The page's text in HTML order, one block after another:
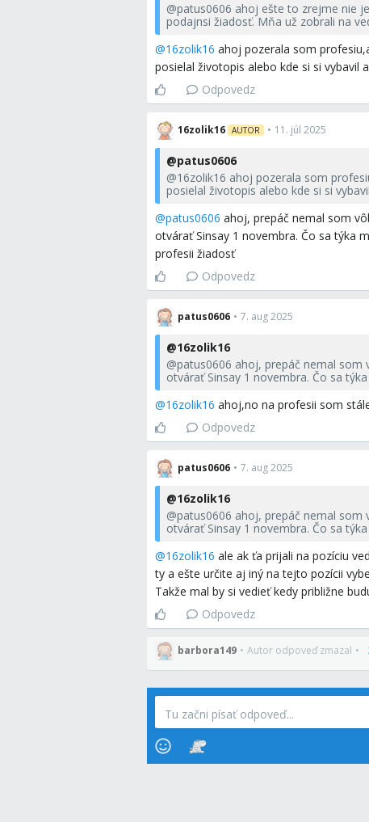
@patus0606 ahoj ešte to zrejme nie
podajnsi žiadosť. Mňa už zobrali na
@16zolik16 ahoj pozerala som
posielal životopis alebo kde si si vybavil
Odpovedz
16zolik16 AUTOR • 11. júl 2025
@patus0606
@16zolik16 ahoj pozerala som
posielal životopis alebo kde si si
@patus0606 ahoj, prepáč nemal som
otvárať Sinsay 1 novembra. Čo sa týka
profesii žiadosť
Odpovedz
patus0606 • 7. aug 2025
@16zolik16
@patus0606 ahoj, prepáč nemal som
otvárať Sinsay 1 novembra. Čo sa
@16zolik16 ahoj,no na profesii som
Odpovedz
patus0606 • 7. aug 2025
@16zolik16
@patus0606 ahoj, prepáč nemal som
otvárať Sinsay 1 novembra. Čo sa
@16zolik16 ale ak ťa prijali na pozíciu
ty a ešte určite aj iný na tejto pozícii
Takže mal by si vedieť kedy približne
Odpovedz
barbora149 • Autor odpoveď zmazal •